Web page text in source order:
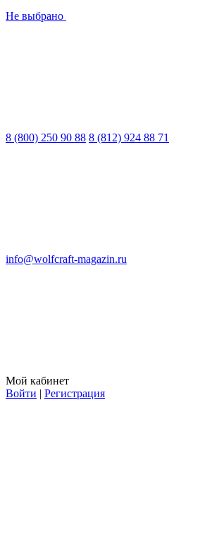
Не выбрано
8 (800) 250 90 88 8 (812) 924 88 71
info@wolfcraft-magazin.ru
Мой кабинет
Войти | Регистрация